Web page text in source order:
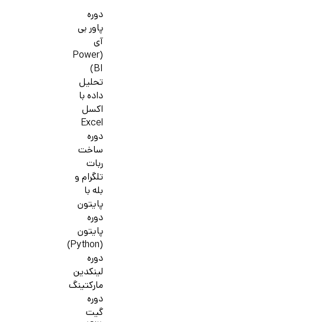
دوره
پاور بی
آی
(Power
BI)
تحلیل
داده با
اکسل
Excel
دوره
ساخت
ربات
تلگرام و
بله با
پایتون
دوره
پایتون
(Python)
دوره
لینکدین
مارکتینگ
دوره
گیت